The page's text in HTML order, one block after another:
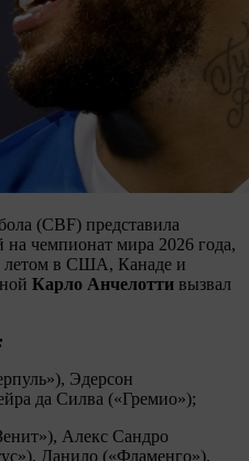
(CBF) представила
на чемпионат мира 2026 года,
летом в США, Канаде и
Карло Анчелотти вызвал
Эдерсон
да Силва («Гремио»);
Алекс Сандро
Данило («Фламенго»),